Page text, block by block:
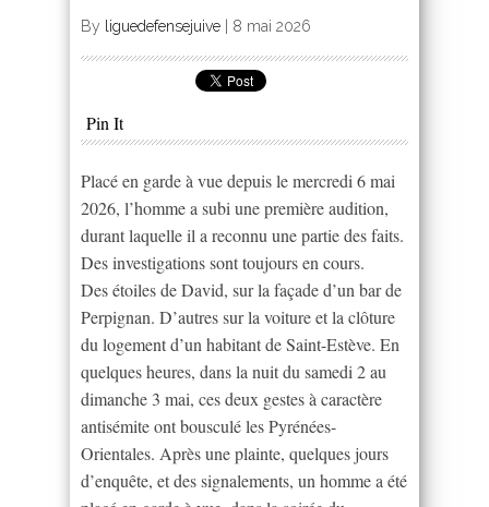
By liguedefensejuive 8 mai 2026
Pin It
Placé en garde à vue depuis le mercredi 6 mai
2026, l’homme a subi une première audition,
durant laquelle il a reconnu une partie des faits.
Des investigations sont toujours en cours.
Des étoiles de David, sur la façade d’un bar de
Perpignan. D’autres sur la voiture et la clôture
du logement d’un habitant de Saint-Estève. En
quelques heures, dans la nuit du samedi 2 au
dimanche 3 mai, ces deux gestes à caractère
antisémite ont bousculé les Pyrénées-
Orientales. Après une plainte, quelques jours
d’enquête, et des signalements, un homme a été